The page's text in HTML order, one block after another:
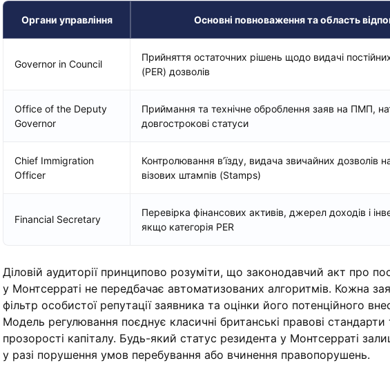
Органи управління Основні повноваження та область
Governor in Council
Прийняття остаточних рішень щодо видачі
(PER) дозволів
Office of the Deputy
Governor
Приймання та технічне оброблення заяв на ПМП,
довгострокові статуси
Chief Immigration
Officer
Контролювання в’їзду, видача звичайних дозволів
візових штампів (Stamps)
Financial Secretary
Перевірка фінансових активів, джерел доходів і
якщо категорія PER
Діловій аудиторії принципово розуміти, що законодавчий акт про
у Монтсерраті не передбачає автоматизованих алгоритмів. Кожна
фільтр особистої репутації заявника та оцінки його потенційного
Модель регулювання поєднує класичні британські правові
прозорості капіталу. Будь-який статус резидента у Монтсерраті
у разі порушення умов перебування або вчинення правопорушень.